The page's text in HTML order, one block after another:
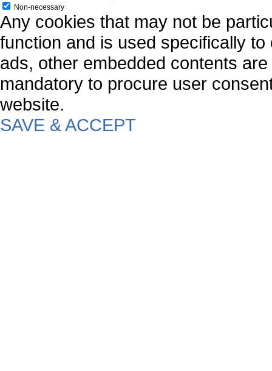
Non-necessary
Any cookies that may not be
function and is used specifically
ads, other embedded contents
mandatory to procure user
website.
SAVE & ACCEPT